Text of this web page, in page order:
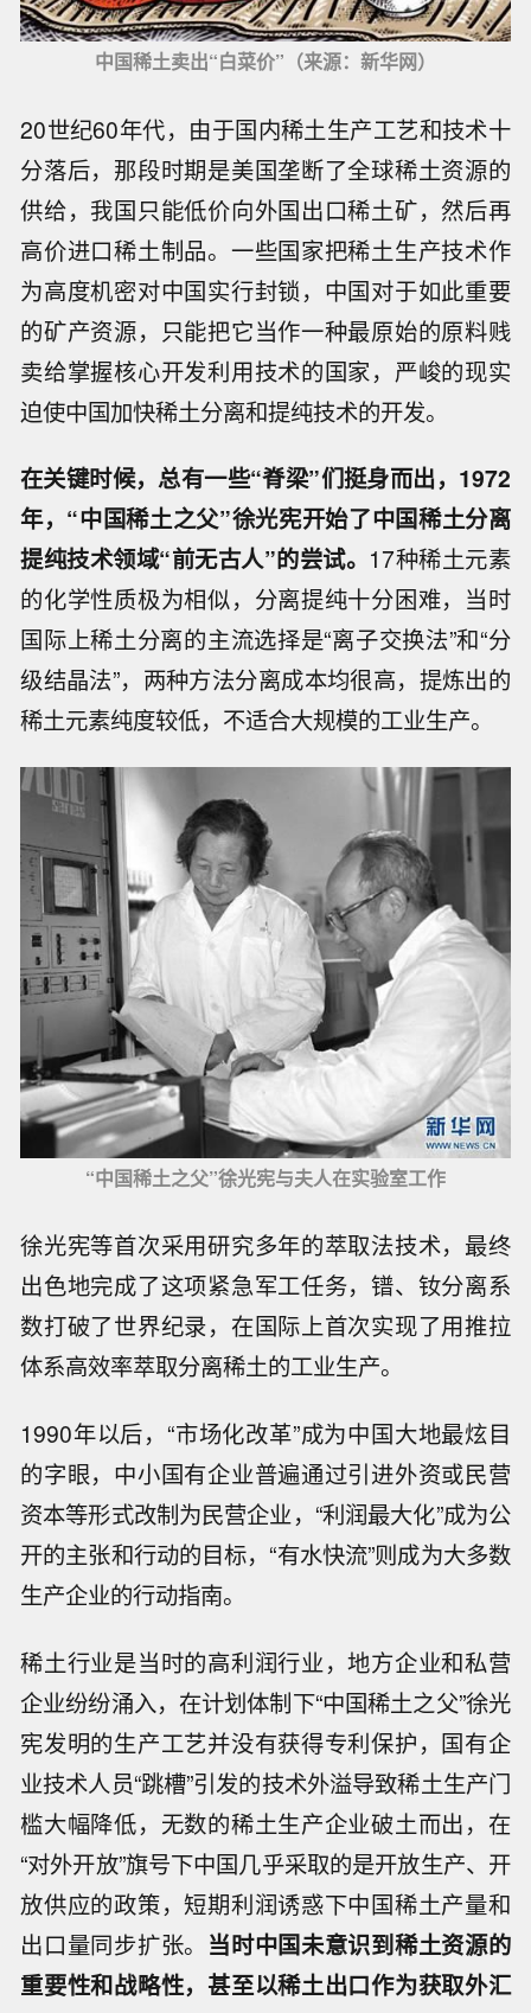
中国稀土卖出“白菜价”（来源：新华网）
20世纪60年代，由于国内稀土生产工艺和技术十
分落后，那段时期是美国垄断了全球稀土资源的
供给，我国只能低价向外国出口稀土矿，然后再
高价进口稀土制品。一些国家把稀土生产技术作
为高度机密对中国实行封锁，中国对于如此重要
的矿产资源，只能把它当作一种最原始的原料贱
卖给掌握核心开发利用技术的国家，严峻的现实
迫使中国加快稀土分离和提纯技术的开发。
在关键时候，总有一些“脊梁”们挺身而出， 1972
年，“中国稀土之父”徐光宪开始了中国稀土分离
提纯技术领域“前无古人”的尝试。 17种稀土元素
的化学性质极为相似，分离提纯十分困难，当时
国际上稀土分离的主流选择是“离子交换法”和“分
级结晶法”，两种方法分离成本均很高，提炼出的
稀土元素纯度较低，不适合大规模的工业生产。
“中国稀土之父”徐光宪与夫人在实验室工作
徐光宪等首次采用研究多年的萃取法技术，最终
出色地完成了这项紧急军工任务，镨、钕分离系
数打破了世界纪录，在国际上首次实现了用推拉
体系高效率萃取分离稀土的工业生产。
1990年以后，“市场化改革”成为中国大地最炫目
的字眼，中小国有企业普遍通过引进外资或民营
资本等形式改制为民营企业，“利润最大化”成为公
开的主张和行动的目标，“有水快流”则成为大多数
生产企业的行动指南。
稀土行业是当时的高利润行业，地方企业和私营
企业纷纷涌入，在计划体制下“中国稀土之父”徐光
宪发明的生产工艺并没有获得专利保护，国有企
业技术人员“跳槽”引发的技术外溢导致稀土生产门
槛大幅降低，无数的稀土生产企业破土而出，在
“对外开放”旗号下中国几乎采取的是开放生产、开
放供应的政策，短期利润诱惑下中国稀土产量和
出口量同步扩张。 当时中国未意识到稀土资源的
重要性和战略性，甚至以稀土出口作为获取外汇